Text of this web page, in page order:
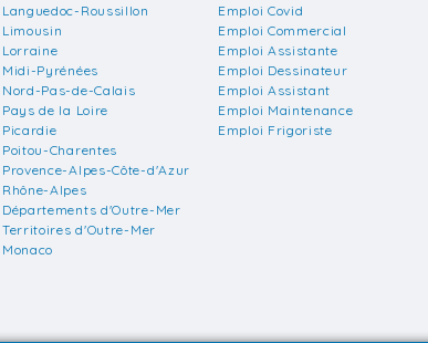
Roussillon
Pyrénées
Nord-Pas-de-Calais
de la Loire
Charentes
Alpes-Côte-d'Azur
Alpes
d'Outre-Mer
Territoires d'Outre-Mer
Emploi Covid
Emploi Commercial
Emploi Assistante
Emploi Dessinateur
Emploi Assistant
Emploi Maintenance
Emploi Frigoriste